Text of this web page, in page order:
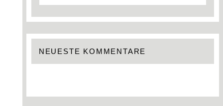
NEUESTE KOMMENTARE